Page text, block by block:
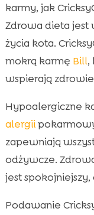
karmy, jak
Zdrowa dieta jest
życia kota.
mokrą karmę Bill,
wspierają
Hypoalergiczne
alergii
zapewniają
odżywcze.
jest spokojniejszy,
Podawanie